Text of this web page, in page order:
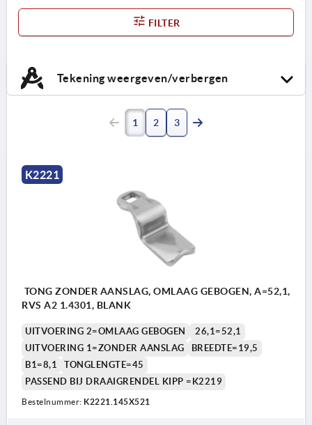
FILTER
Tekening weergeven/verbergen
1 2 3
K2221
TONG ZONDER AANSLAG, OMLAAG GEBOGEN, A=52,1,
RVS A2 1.4301, BLANK
UITVOERING 2=OMLAAG GEBOGEN
26,1=52,1
UITVOERING 1=ZONDER AANSLAG
BREEDTE=19,5
B1=8,1
TONGLENGTE=45
PASSEND BIJ DRAAIGRENDEL KIPP =K2219
Bestelnummer: K2221.145X521